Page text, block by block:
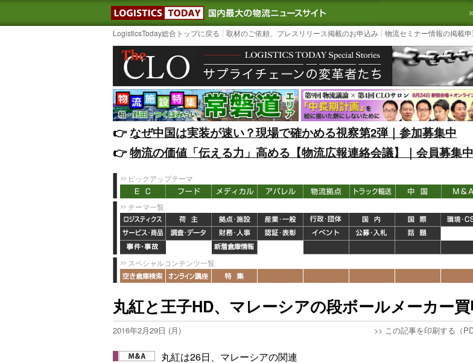
LOGISTICS TODAY｜国内最大の物流ニュースサイト
3PL, SCMなど国内
LogisticsToday総合トップに戻る 取材のご依頼、プレスリリース掲載のお申込み 物流セミナー情報の掲載
👉️なぜ中国は実装が速い？現場で確かめる視察第2弾｜参加募集中
👉️物流の価値「伝える力」高める【物流広報連絡会議】｜会員募集中
ピックアップテーマ
テーマ一覧
スペシャルコンテンツ一覧
丸紅と王子HD、マレーシアの段ボールメーカー
2016年2月29日 (月) >> この記事を印刷する（
丸紅は26日、マレーシアの関連